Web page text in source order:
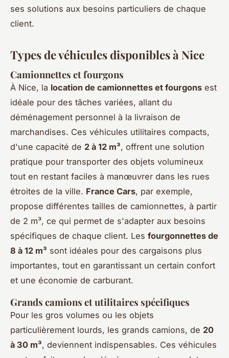
ses solutions aux besoins particuliers de chaque
client.
Types de véhicules disponibles à Nice
Camionnettes et fourgons
À Nice, la location de camionnettes et fourgons est
idéale pour des tâches variées, allant du
déménagement personnel à la livraison de
marchandises. Ces véhicules utilitaires compacts,
d'une capacité de 2 à 12 m³, offrent une solution
pratique pour transporter des objets volumineux
tout en restant faciles à manœuvrer dans les rues
étroites de la ville. France Cars, par exemple,
propose différentes tailles de camionnettes, à partir
de 2 m³, ce qui permet de s'adapter aux besoins
spécifiques de chaque client. Les fourgonnettes de
8 à 12 m³ sont idéales pour des cargaisons plus
importantes, tout en garantissant un certain confort
et une économie de carburant.
Grands camions et utilitaires spécifiques
Pour les gros volumes ou les objets
particulièrement lourds, les grands camions, de 20
à 30 m³, deviennent indispensables. Ces véhicules